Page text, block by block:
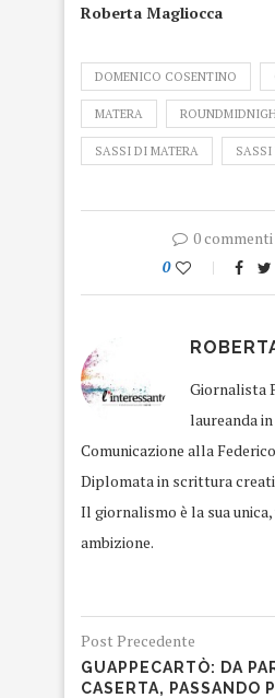
Roberta Magliocca
DOMENICO COSENTINO
MATERA
SASSI DI MATERA SASSI
0 commenti
0
Giornalista
laureanda
Comunicazione alla
Diplomata in scrittura
Il giornalismo è la sua unica,
ambizione.
Post Precedente
GUAPPECARTÒ: DA
CASERTA, PASSANDO